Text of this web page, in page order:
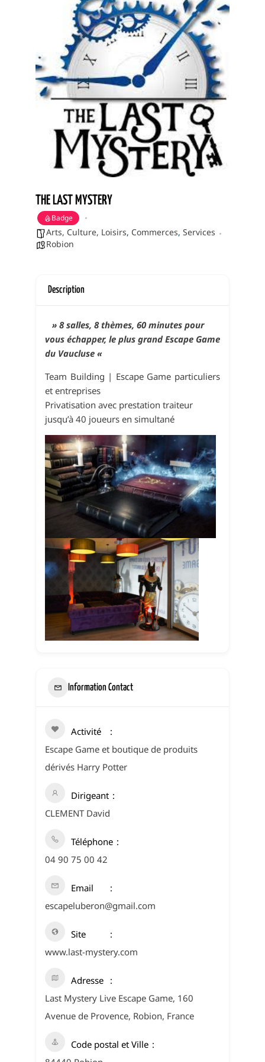
THE LAST MYSTERY
Badge
Arts, Culture, Loisirs, Commerces, Services
Robion
Description
» 8 salles, 8 thèmes, 60 minutes pour
vous échapper, le plus grand Escape Game
du Vaucluse «
Team Building | Escape Game particuliers
et entreprises
Privatisation avec prestation traiteur
jusqu’à 40 joueurs en simultané
Information Contact
Activité
Escape Game et boutique de produits
dérivés Harry Potter
Dirigeant
CLEMENT David
Téléphone
04 90 75 00 42
Email
escapeluberon@gmail.com
Site
www.last-mystery.com
Adresse
Last Mystery Live Escape Game, 160
Avenue de Provence, Robion, France
Code postal et Ville